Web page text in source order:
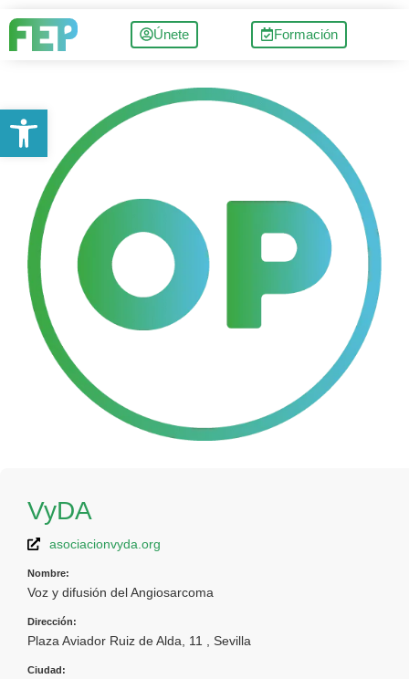
Únete Formación
VyDA
asociacionvyda.org
Nombre:
Voz y difusión del Angiosarcoma
Dirección:
Plaza Aviador Ruiz de Alda, 11 , Sevilla
Ciudad:
Abrir barra de herramientas